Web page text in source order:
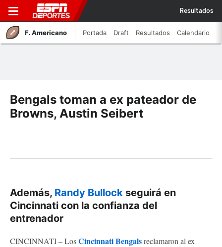
Resultados
F. Americano Portada Draft Resultados Calendario
Bengals toman a ex pateador de
Browns, Austin Seibert
Además, Randy Bullock seguirá en
Cincinnati con la confianza del
entrenador
CINCINNATI – LosCincinnati Bengalsreclamaron al ex